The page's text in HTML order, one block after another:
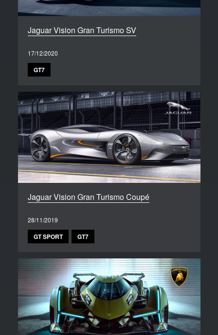
Jaguar Vision Gran Turismo SV
17/12/2020
GT7
Jaguar Vision Gran Turismo Coupé
28/11/2019
GT SPORT GT7